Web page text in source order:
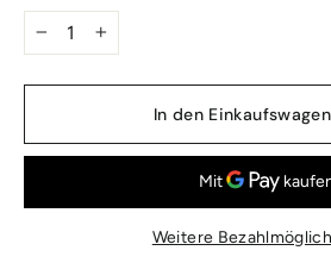
+
In den
Weitere